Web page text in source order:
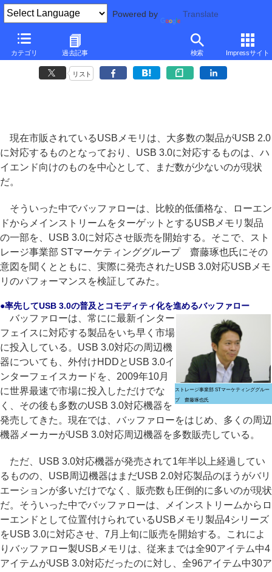
Powered by Translate
カテゴリ 過去記事 検索 Impressサイト
■
■
低価格USBメモリまでUSB 3.0対応にしたバッファローの戦略
リスト
現在市販されているUSBメモリは、大多数の製品がUSB 2.0
に対応するものとなっており、USB 3.0に対応するものは、ハ
イエンド向けのものを中心として、まだ数が少ないのが現状
だ。
そういった中でバッファローは、比較的低価格な、ローエン
ドからメインストリームをターゲットとするUSBメモリ製品
の一部を、USB 3.0に対応させ販売を開始する。そこで、スト
レージ事業部 STマーケティンググループ 齋藤琢也氏にその
意図を聞くとともに、実際に発売されたUSB 3.0対応USBメモ
リのパフォーマンスを検証してみた。
●率先してUSB 3.0の普及とコモディティ化を進めるバッファロー
ストレージ事業部 STマーケティンググルー
プ 齋藤琢也氏
バッファローは、常にに最新インター
フェイスに対応する製品をいち早く市場
に投入している。USB 3.0対応の周辺機
器についても、外付けHDDとUSB 3.0イ
ンターフェイスカードを、2009年10月
に世界最速で市場に投入しただけでな
く、その後も多数のUSB 3.0対応機器を
発売してきた。現在では、バッファローをはじめ、多くの周辺
機器メーカーがUSB 3.0対応周辺機器を多数販売している。
ただ、USB 3.0対応機器が発売されて1年半以上経過してい
るものの、USB周辺機器はまだUSB 2.0対応製品のほうがバリ
エーションが多いだけでなく、販売数も圧倒的に多いのが現状
だ。そういった中でバッファローは、メインストリームからロ
ーエンドとして位置付けられているUSBメモリ製品4シリーズ
をUSB 3.0に対応させ、7月上旬に販売を開始する。これによ
りバッファロー製USBメモリは、従来までは全90アイテム中4
アイテムがUSB 3.0対応だったのに対し、全96アイテム中30ア